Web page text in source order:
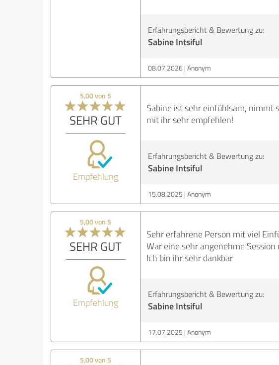
Erfahrungsbericht & Bewertung zu:
Sabine Intsiful
08.07.2026 Anonym
5,00 von 5
SEHR GUT
Empfehlung
Sabine ist sehr einfühlsam, nimmt
mit ihr sehr empfehlen!
Erfahrungsbericht & Bewertung zu:
Sabine Intsiful
15.08.2025 Anonym
5,00 von 5
SEHR GUT
Empfehlung
Sehr erfahrene Person mit viel
War eine sehr angenehme
Ich bin ihr sehr dankbar
Erfahrungsbericht & Bewertung zu:
Sabine Intsiful
17.07.2025 Anonym
5,00 von 5